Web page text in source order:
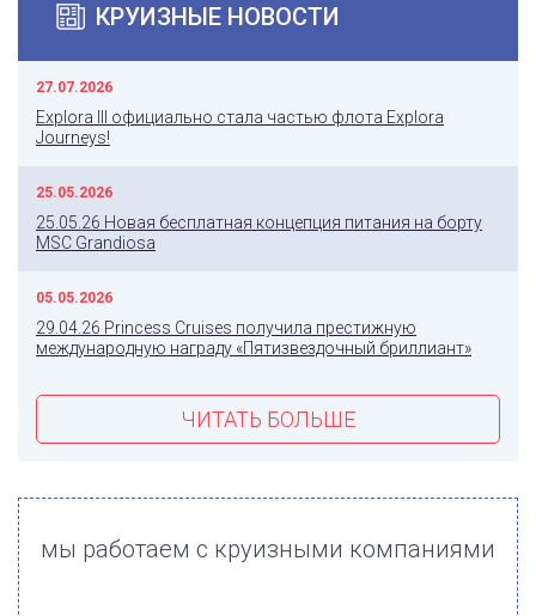
КРУИЗНЫЕ НОВОСТИ
27.07.2026
Explora III официально стала частью флота Explora
Journeys!
25.05.2026
25.05.26 Новая бесплатная концепция питания на борту
MSC Grandiosa
05.05.2026
29.04.26 Princess Cruises получила престижную
международную награду «Пятизвездочный бриллиант»
ЧИТАТЬ БОЛЬШЕ
мы работаем с круизными компаниями